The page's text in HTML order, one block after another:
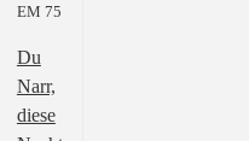
EM 75
Du
Narr,
diese